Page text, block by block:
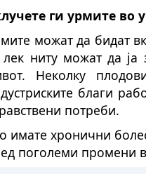
ги урмите во
можат да бидат
лек ниту можат да ја
Неколку
благи
потреби.
имате хронични
поголеми промени